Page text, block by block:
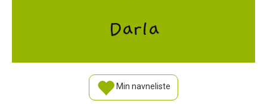
Darla
Min navneliste